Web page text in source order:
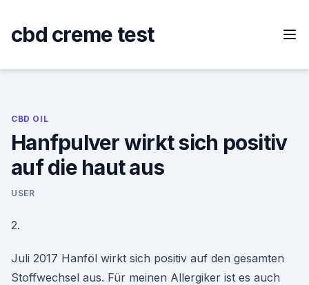
content
cbd creme test
CBD OIL
Hanfpulver wirkt sich positiv
auf die haut aus
USER
2.
Juli 2017 Hanföl wirkt sich positiv auf den gesamten
Stoffwechsel aus. Für meinen Allergiker ist es auch